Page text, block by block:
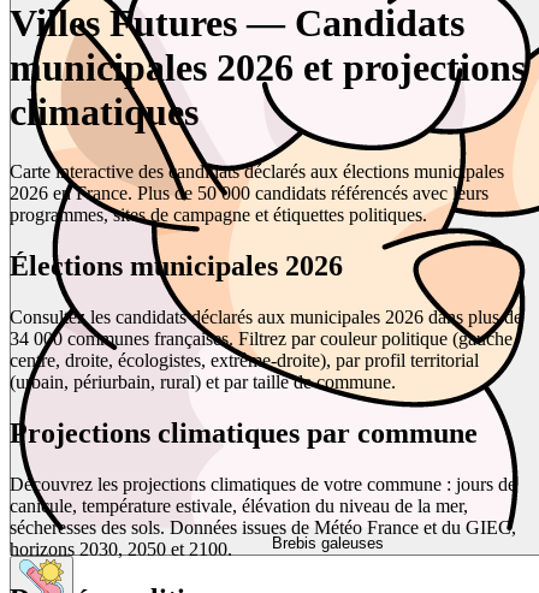
Brebis galeuses
Villes Futures — Candidats
municipales 2026 et projections
climatiques
Carte interactive des candidats déclarés aux élections municipales
2026 en France. Plus de 50 000 candidats référencés avec leurs
programmes, sites de campagne et étiquettes politiques.
Élections municipales 2026
Consultez les candidats déclarés aux municipales 2026 dans plus de
34 000 communes françaises. Filtrez par couleur politique (gauche,
centre, droite, écologistes, extrême-droite), par profil territorial
(urbain, périurbain, rural) et par taille de commune.
Projections climatiques par commune
Découvrez les projections climatiques de votre commune : jours de
canicule, température estivale, élévation du niveau de la mer,
sécheresses des sols. Données issues de Météo France et du GIEC,
horizons 2030, 2050 et 2100.